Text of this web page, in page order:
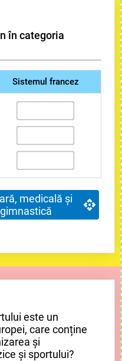
în categoria
Sistemul francez
medicală și
este un
care conține
și
și sportului?